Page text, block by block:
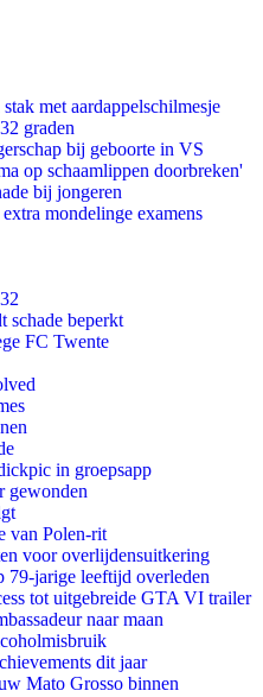
met aardappelschilmesje
graden
bij geboorte in VS
op schaamlippen doorbreken'
bij jongeren
mondelinge examens
schade beperkt
FC Twente
in groepsapp
gewonden
van Polen-rit
voor overlijdensuitkering
79-jarige leeftijd overleden
tot uitgebreide GTA VI trailer
naar maan
dit jaar
Mato Grosso binnen